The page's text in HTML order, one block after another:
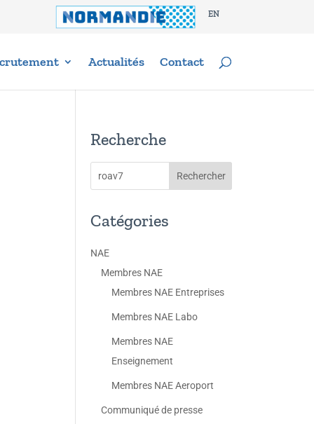
EN
Actualités Contact
Recherche
Catégories
NAE
Membres NAE
Membres NAE Entreprises
Membres NAE Labo
Membres NAE
Enseignement
Membres NAE Aeroport
Communiqué de presse